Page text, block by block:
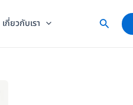
เกี่ยวกับเรา